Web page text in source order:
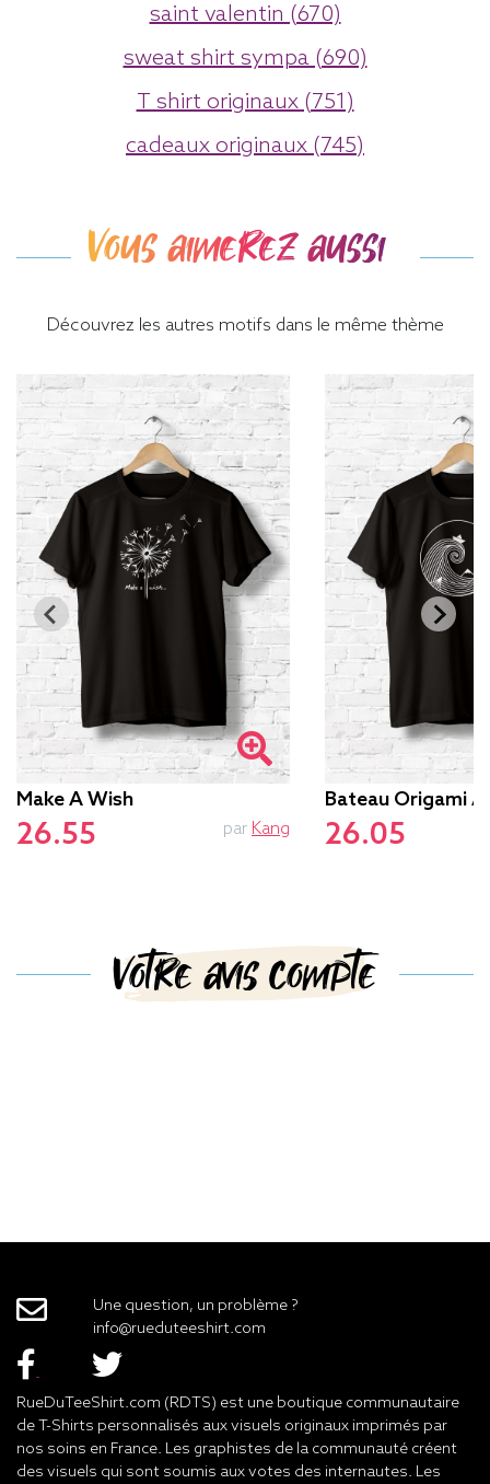
saint valentin (670)
sweat shirt sympa (690)
T shirt originaux (751)
cadeaux originaux (745)
Vous aimerez aussi
Découvrez les autres motifs dans le même thème
Make A Wish
26.55 par Kang
Bateau Origami
26.05
Votre avis compte
Une question, un problème ?
info@rueduteeshirt.com
RueDuTeeShirt.com (RDTS) est une boutique communautaire
de T-Shirts personnalisés aux visuels originaux imprimés par
nos soins en France. Les graphistes de la communauté créent
des visuels qui sont soumis aux votes des internautes. Les